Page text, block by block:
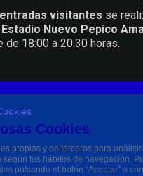
visitantes se
Nuevo Pepico
de 18:00 a 20:30 horas.